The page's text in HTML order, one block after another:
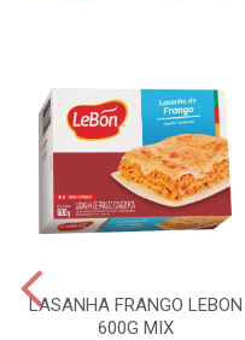
LASANHA FRANGO LEBON
600G MIX